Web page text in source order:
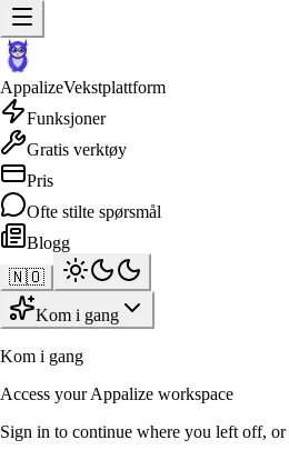
AppalizeVekstplattform
Funksjoner
Gratis verktøy
Pris
Ofte stilte spørsmål
Blogg
🇳🇴
Kom i gang
Kom i gang
Access your Appalize workspace
Sign in to continue where you left off, or